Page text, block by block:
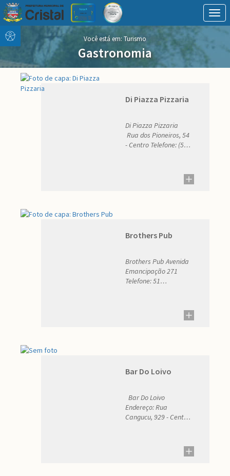
Conteúdo
Menu
conteúdo
do
menu
Você está em: Turismo
Gastronomia
Di Piazza Pizzaria
Di Piazza Pizzaria
Rua dos Pioneiros, 54
- Centro Telefone: (51)
Brothers Pub
Brothers Pub Avenida
Emancipação 271
Telefone: 51
Bar Do Loivo
Endereço: Rua
Cangucu, 929 - Centro